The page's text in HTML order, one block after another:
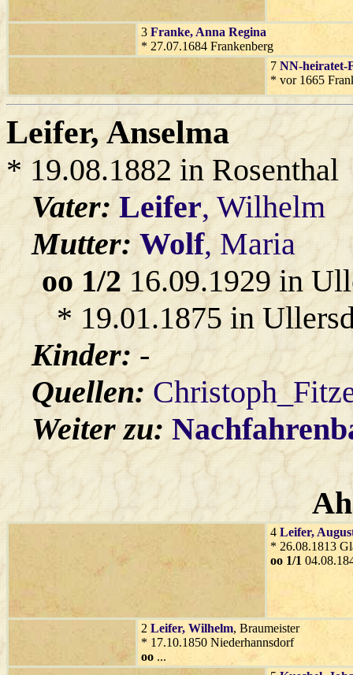
3 Franke, Anna Regina
* 27.07.1684 Frankenberg
7 NN-heiratet-
* vor 1665
Leifer, Anselma
* 19.08.1882 in Rosenthal
Vater:Leifer, Wilhelm
Mutter:Wolf, Maria
oo 1/2 16.09.1929 in
* 19.01.1875 in
Kinder: -
Quellen:
Weiter zu:
4 Leifer,
* 26.08.1813
oo 1/1
2 Leifer, Wilhelm, Braumeister
* 17.10.1850 Niederhannsdorf
oo ...